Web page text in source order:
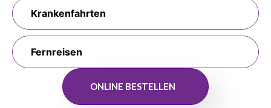
Krankenfahrten
Fernreisen
ONLINE BESTELLEN